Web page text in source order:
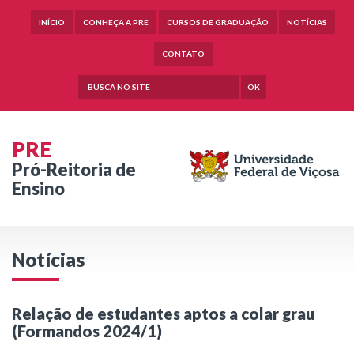
INÍCIO CONHEÇA A PRE CURSOS DE GRADUAÇÃO NOTÍCIAS
CONTATO
OK
PRE
Pró-Reitoria de
Ensino
Notícias
Relação de estudantes aptos a colar grau
(Formandos 2024/1)